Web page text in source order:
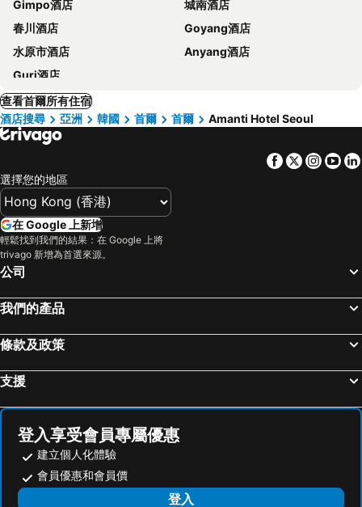
Gimpo酒店
城南酒店
春川酒店
Goyang酒店
水原市酒店
Anyang酒店
Guri酒店
查看首爾所有住宿
酒店搜尋
亞洲 韓國 首爾 首爾 Amanti Hotel Seoul
Facebook
Twitter
選擇您的地區
在 Google 上新增
輕鬆找到我們的結果：在 Google 上將
trivago 新增為首選來源。
公司
我們的產品
條款及政策
支援
登入享受會員專屬優惠
建立個人化體驗
會員優惠和會員價
登入